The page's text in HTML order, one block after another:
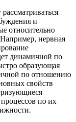
и
относительно
нервная
динамичной по
образующая
по отношению
свойств
по их